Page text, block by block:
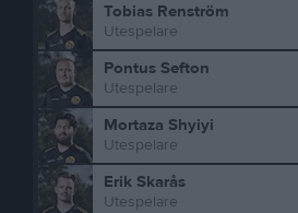
Tobias Renström
Utespelare
Pontus Sefton
Utespelare
Mortaza Shyiyi
Utespelare
Erik Skarås
Utespelare